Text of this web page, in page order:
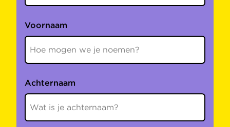
Voornaam
Achternaam